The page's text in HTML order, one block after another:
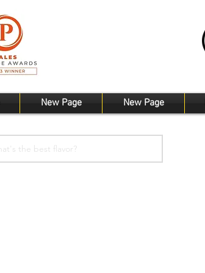
New Page New Page